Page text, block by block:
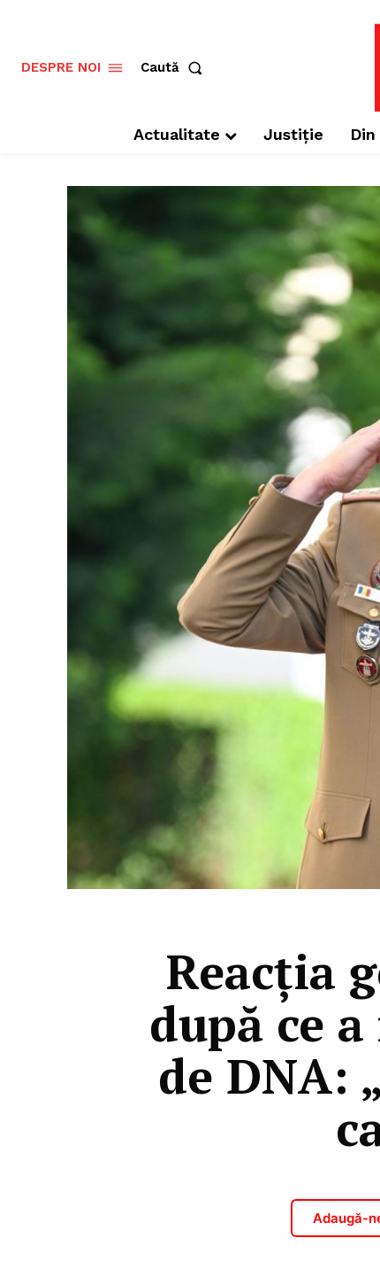
DESPRE NOI Caută
Actualitate Justiție
Reacția
după ce
de DNA:
Adaugă-